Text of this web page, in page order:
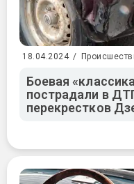
18.04.2024 /
Боевая
пострадали в
перекрестков